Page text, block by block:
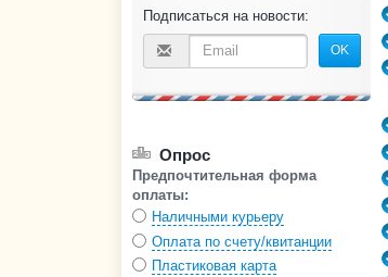
Подписаться на новости:
OK
Опрос
Предпочтительная форма
оплаты:
Наличными курьеру
Оплата по счету/квитанции
Пластиковая карта